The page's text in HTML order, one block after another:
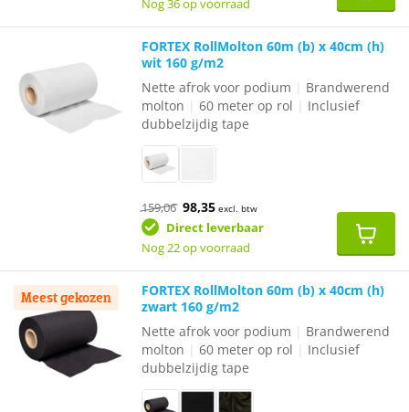
Nog 36 op voorraad
FORTEX RollMolton 60m (b) x 40cm (h)
wit 160 g/m2
Nette afrok voor podium
Brandwerend
molton |60 meter op rol
Inclusief
dubbelzijdig tape
159,06 Oorspronkelijke
prijs
was:
98,35Huidige
prijs
is:
excl. btw
Direct leverbaar
Nog 22 op voorraad
Meest gekozen
FORTEX RollMolton 60m (b) x 40cm (h)
zwart 160 g/m2
Nette afrok voor podium
Brandwerend
molton |60 meter op rol
Inclusief
dubbelzijdig tape